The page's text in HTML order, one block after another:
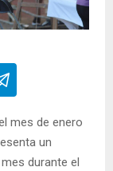
mes de enero
un
durante el